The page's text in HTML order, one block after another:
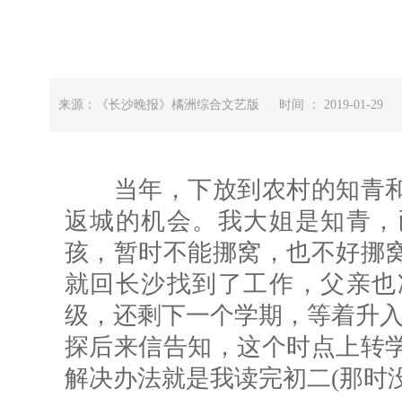
来源：《长沙晚报》橘洲综合文艺版 时间 ： 2019-01-29
当年，下放到农村的知青
返城的机会。我大姐是知青
孩，暂时不能挪窝，也不好挪
就回长沙找到了工作，父亲
级，还剩下一个学期，等着升
探后来信告知，这个时点上转
解决办法就是我读完初二(那时